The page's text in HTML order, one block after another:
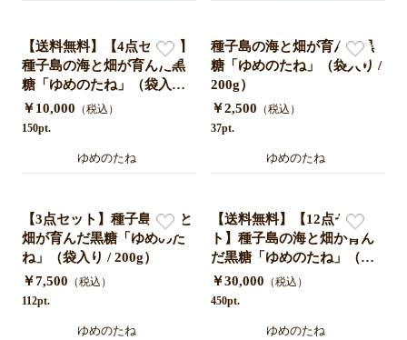
【送料無料】【4点セット】
種子島の海と畑が育んだ黒
糖「ゆめのたね」（袋入り /
200g）
￥10,000 （税込）
150pt.
ゆめのたね
種子島の海と畑が育んだ黒
糖「ゆめのたね」（袋入り /
200g）
￥2,500 （税込）
37pt.
ゆめのたね
【3点セット】種子島の海と
畑が育んだ黒糖「ゆめのた
ね」（袋入り / 200g）
￥7,500 （税込）
112pt.
ゆめのたね
【送料無料】【12点セッ
ト】種子島の海と畑が育ん
だ黒糖「ゆめのたね」（袋
入り / 200g）
￥30,000 （税込）
450pt.
ゆめのたね